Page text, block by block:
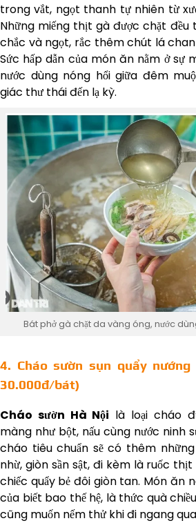
trong vắt, ngọt thanh tự nhiên từ
Những miếng thịt gà được chặt
chắc và ngọt, rắc thêm chút lá
Sức hấp dẫn của món ăn nằm ở sự
nước dùng nóng hổi giữa đêm
giác thư thái đến lạ kỳ.
Bát phở gà chặt da vàng óng, nước
4. Cháo sườn sụn quẩy
30.000đ/bát)
Cháo sườn Hà Nội là loại cháo
màng như bột, nấu cùng nước ninh
cháo tiêu chuẩn sẽ có thêm
nhừ, giòn sần sật, đi kèm là ruốc
chiếc quẩy bẻ đôi giòn tan. Món ăn
của biết bao thế hệ, là thức quà
cũng muốn nếm thử khi đi ngang